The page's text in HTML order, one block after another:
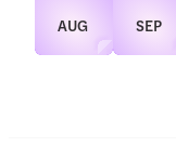
AUG
SEP